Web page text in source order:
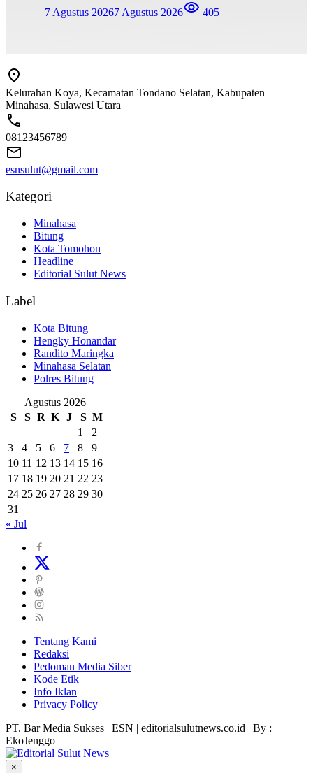
7 Agustus 20267 Agustus 2026 405
Kelurahan Koya, Kecamatan Tondano Selatan, Kabupaten
Minahasa, Sulawesi Utara
08123456789
esnsulut@gmail.com
Kategori
Minahasa
Bitung
Kota Tomohon
Headline
Editorial Sulut News
Label
Kota Bitung
Hengky Honandar
Randito Maringka
Minahasa Selatan
Polres Bitung
Agustus 2026
S
S R K J S M
1
2
3
4 5 6 7 8
9
10 11 12 13 14 15 16
17 18 19 20 21 22 23
24 25 26 27 28 29 30
31
« Jul
Tentang Kami
Redaksi
Pedoman Media Siber
Kode Etik
Info Iklan
Privacy Policy
PT. Bar Media Sukses | ESN | editorialsulutnews.co.id | By :
EkoJenggo
×